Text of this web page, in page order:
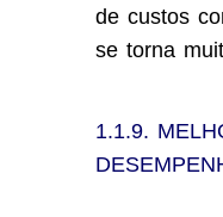
de custos
se torna
1.1.9.